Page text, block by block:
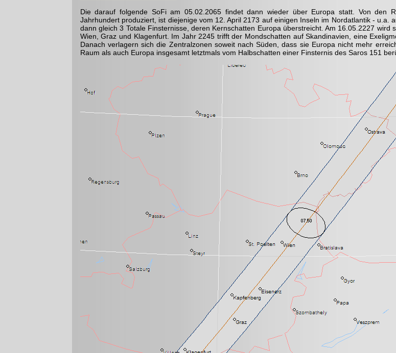
Die darauf folgende SoFi am 05.02.2065 findet dann wieder über Europa statt. Von den
Jahrhundert produziert, ist diejenige vom 12. April 2173 auf einigen Inseln im Nordatlantik - u.a.
dann gleich 3 Totale Finsternisse, deren Kernschatten Europa überstreicht. Am 16.05.2227 wird
Wien, Graz und Klagenfurt. Im Jahr 2245 trifft der Mondschatten auf Skandinavien, eine
Danach verlagern sich die Zentralzonen soweit nach Süden, dass sie Europa nicht mehr
Raum als auch Europa insgesamt letztmals vom Halbschatten einer Finsternis des Saros 151